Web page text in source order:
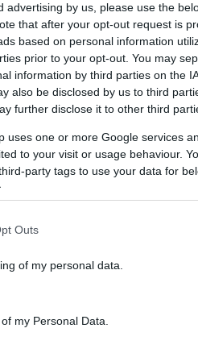
advertising by us, please use the
that after your opt-out request is
based on personal information
prior to your opt-out. You may
information by third parties on the
also be disclosed by us to third
further disclose it to other third
uses one or more Google services
to your visit or usage behaviour.
party tags to use your data for
Outs
of my personal data.
my Personal Data.